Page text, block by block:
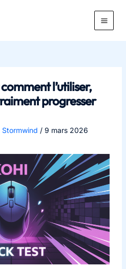
Main
l’utiliser,
progresser
Stormwind / 9 mars 2026